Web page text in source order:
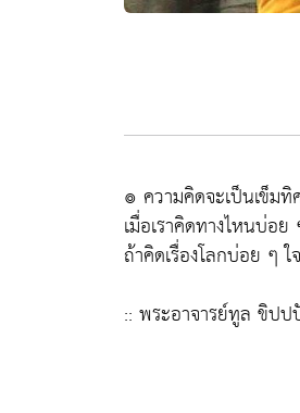
๏ ความคิดจะเป็นเข็มทิ
เมื่อเราคิดทางไหนบ่อ
ถ้าคิดเรื่องโลกบ่อย ๆ
:: พระอาจารย์ทูล ขิป